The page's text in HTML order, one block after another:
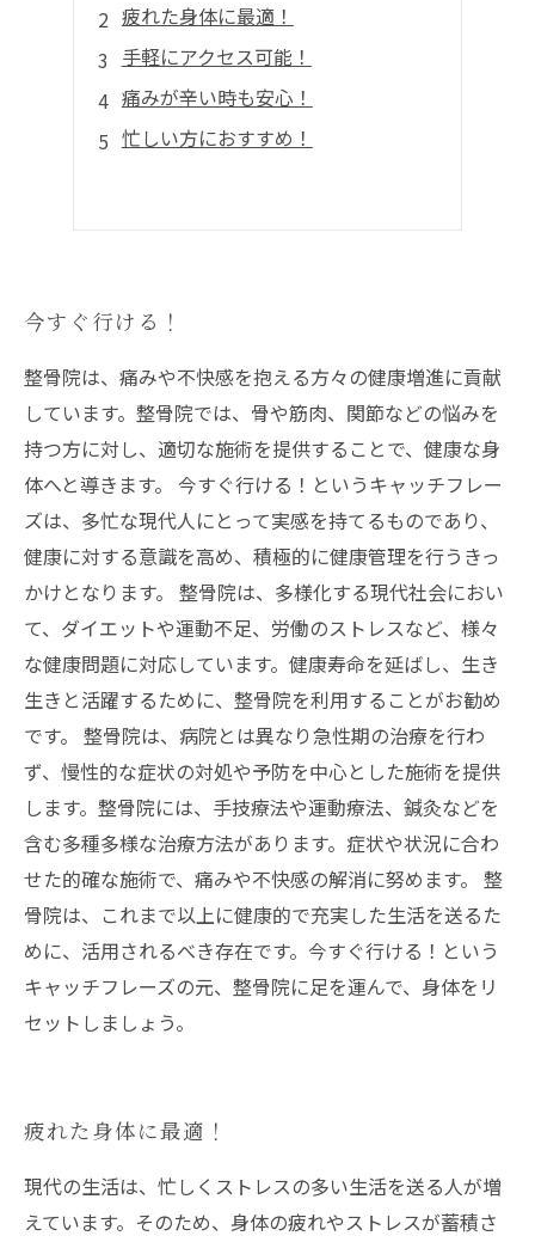
疲れた身体に最適！
手軽にアクセス可能！
痛みが辛い時も安心！
忙しい方におすすめ！
今すぐ行ける！
整骨院は、痛みや不快感を抱える方々の健康増進に貢献
しています。整骨院では、骨や筋肉、関節などの悩みを
持つ方に対し、適切な施術を提供することで、健康な身
体へと導きます。 今すぐ行ける！というキャッチフレー
ズは、多忙な現代人にとって実感を持てるものであり、
健康に対する意識を高め、積極的に健康管理を行うきっ
かけとなります。 整骨院は、多様化する現代社会におい
て、ダイエットや運動不足、労働のストレスなど、様々
な健康問題に対応しています。健康寿命を延ばし、生き
生きと活躍するために、整骨院を利用することがお勧め
です。 整骨院は、病院とは異なり急性期の治療を行わ
ず、慢性的な症状の対処や予防を中心とした施術を提供
します。整骨院には、手技療法や運動療法、鍼灸などを
含む多種多様な治療方法があります。症状や状況に合わ
せた的確な施術で、痛みや不快感の解消に努めます。 整
骨院は、これまで以上に健康的で充実した生活を送るた
めに、活用されるべき存在です。今すぐ行ける！という
キャッチフレーズの元、整骨院に足を運んで、身体をリ
セットしましょう。
疲れた身体に最適！
現代の生活は、忙しくストレスの多い生活を送る人が増
えています。そのため、身体の疲れやストレスが蓄積さ